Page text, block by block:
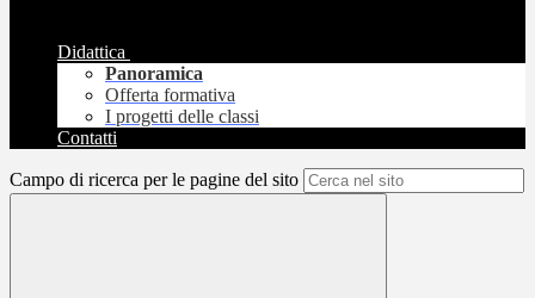
Didattica
Panoramica
Offerta formativa
I progetti delle classi
Contatti
Campo di ricerca per le pagine del sito